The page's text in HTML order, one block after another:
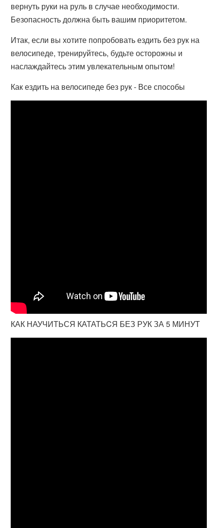
вернуть руки на руль в случае необходимости.
Безопасность должна быть вашим приоритетом.
Итак, если вы хотите попробовать ездить без рук на
велосипеде, тренируйтесь, будьте осторожны и
наслаждайтесь этим увлекательным опытом!
Как ездить на велосипеде без рук - Все способы
КАК НАУЧИТЬСЯ КАТАТЬCЯ БЕЗ РУК ЗА 5 МИНУТ